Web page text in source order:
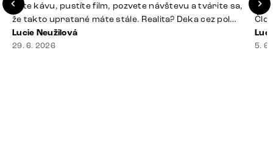
dáte kávu, pustíte film, pozvete návštevu a tvárite sa,
že takto upratané máte stále. Realita? Deka cez pol
sedačky, ovládač záhadne zmizol, konferenčný stolík
slúži ako odkladisko všetkého od účteniek po balzam
Lucie Neužilová
29. 6. 2026
si
5.